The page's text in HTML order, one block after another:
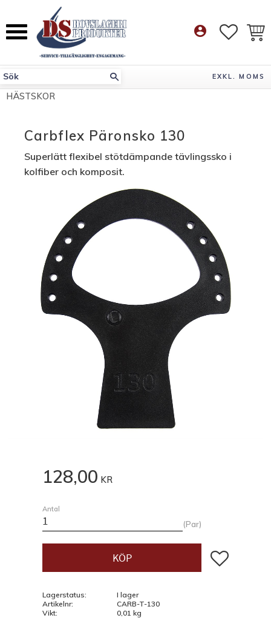
Meny account_circle
EXKL. MOMS
HÄSTSKOR
Carbflex Päronsko 130
Superlätt flexibel stötdämpande tävlingssko i
kolfiber och komposit.
128,00 KR
Antal
Par
KÖP Lägg till i
Lagerstatus
I lager
Artikelnr
CARB-T-130
Vikt
0,01 kg